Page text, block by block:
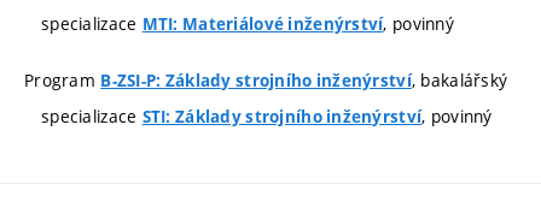
specializace MTI: Materiálové inženýrství, povinný
Program B-ZSI-P: Základy strojního inženýrství, bakalářský
specializace STI: Základy strojního inženýrství, povinný